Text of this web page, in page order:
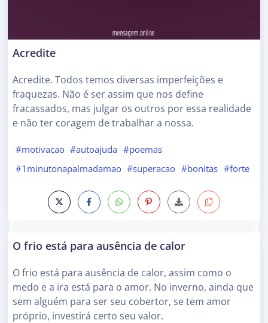
Acredite
Acredite. Todos temos diversas imperfeições e
fraquezas. Não é ser assim que nos define
fracassados, mas julgar os outros por essa realidade
e não ter coragem de trabalhar a nossa.
#motivacao #autoajuda #poemas
#1minutonapalmadamao #superacao #bonitas #forte
O frio está para ausência de calor
O frio está para ausência de calor, assim como o
medo e a ira está para o amor. No inverno, ainda que
sem alguém para ser seu cobertor, se tem amor
próprio, investirá certo seu valor.